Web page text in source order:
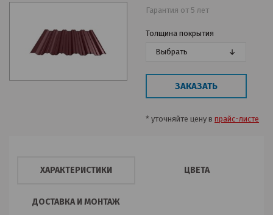
Гарантия от 5 лет
Толщина покрытия
Выбрать
ЗАКАЗАТЬ
* уточняйте цену в прайс-листе
ХАРАКТЕРИСТИКИ ЦВЕТА
ДОСТАВКА И МОНТАЖ